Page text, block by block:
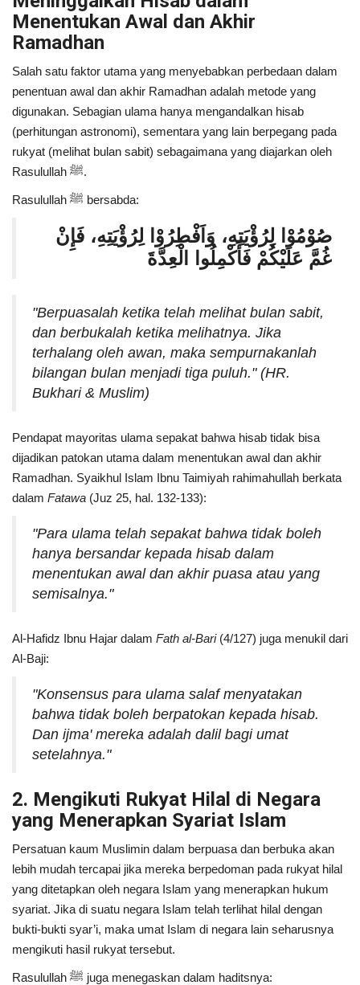
Menentukan Awal dan Akhir
Ramadhan
Salah satu faktor utama yang menyebabkan perbedaan dalam
penentuan awal dan akhir Ramadhan adalah metode yang
digunakan. Sebagian ulama hanya mengandalkan hisab
(perhitungan astronomi), sementara yang lain berpegang pada
rukyat (melihat bulan sabit) sebagaimana yang diajarkan oleh
Rasulullah ﷺ.
Rasulullah ﷺ bersabda:
صُوْمُوْا لِرُؤْيَتِهِ، وَاَفْطِرُوْا لِرُؤْيَتِهِ، فَإِنْ
غُمَّ عَلَيْكُمْ فَأَكْمِلُوا الْعِدَّةَ
"Berpuasalah ketika telah melihat bulan sabit,
dan berbukalah ketika melihatnya. Jika
terhalang oleh awan, maka sempurnakanlah
bilangan bulan menjadi tiga puluh." (HR.
Bukhari & Muslim)
Pendapat mayoritas ulama sepakat bahwa hisab tidak bisa
dijadikan patokan utama dalam menentukan awal dan akhir
Ramadhan. Syaikhul Islam Ibnu Taimiyah rahimahullah berkata
dalam Fatawa (Juz 25, hal. 132-133):
"Para ulama telah sepakat bahwa tidak boleh
hanya bersandar kepada hisab dalam
menentukan awal dan akhir puasa atau yang
semisalnya."
Al-Hafidz Ibnu Hajar dalam Fath al-Bari(4/127) juga menukil dari
Al-Baji:
"Konsensus para ulama salaf menyatakan
bahwa tidak boleh berpatokan kepada hisab.
Dan ijma' mereka adalah dalil bagi umat
setelahnya."
2. Mengikuti Rukyat Hilal di Negara
yang Menerapkan Syariat Islam
Persatuan kaum Muslimin dalam berpuasa dan berbuka akan
lebih mudah tercapai jika mereka berpedoman pada rukyat hilal
yang ditetapkan oleh negara Islam yang menerapkan hukum
syariat. Jika di suatu negara Islam telah terlihat hilal dengan
bukti-bukti syar’i, maka umat Islam di negara lain seharusnya
mengikuti hasil rukyat tersebut.
Rasulullah ﷺ juga menegaskan dalam haditsnya: